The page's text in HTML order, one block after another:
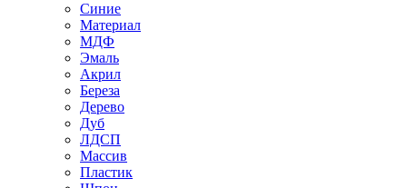
Синие
Материал
МДФ
Эмаль
Акрил
Береза
Дерево
Дуб
ЛДСП
Массив
Пластик